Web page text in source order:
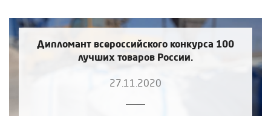
Дипломант всероссийского конкурса 100
лучших товаров России.
27.11.2020